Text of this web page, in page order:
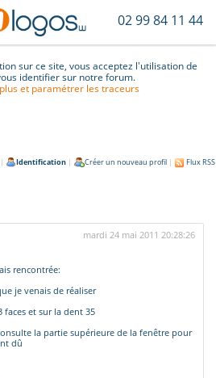
sur ce site, vous acceptez l'utilisation de
identifier sur notre forum.
et paramétrer les traceurs
02 99 84 11 44
| Identification | Créer un nouveau profil | Flux RSS
mardi 24 mai 2011 20:28:26
rencontrée:
je venais de réaliser
faces et sur la dent 35
la partie supérieure de la fenêtre pour
dû